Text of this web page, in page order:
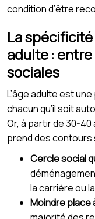
condition d’être
La spécificité
adulte :
sociales
L’âge adulte est
chacun qu’il soit
Or, à partir de 30-40
prend des contours
Cercle social
la carrière ou
Moindre place